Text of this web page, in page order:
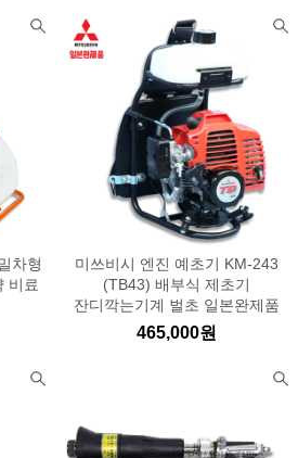
차형
비료
미쓰비시 엔진 예초기 KM-243
(TB43) 배부식 제초기
잔디깍는기계 벌초 일본완제품
465,000원